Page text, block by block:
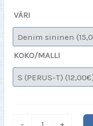
VÄRI
KOKO/MALLI